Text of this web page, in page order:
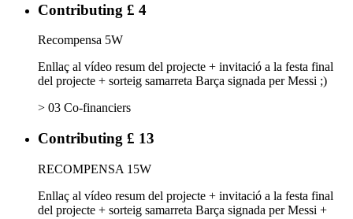
Contributing £ 4
Recompensa 5W
Enllaç al vídeo resum del projecte + invitació a la festa final
del projecte + sorteig samarreta Barça signada per Messi ;)
> 03 Co-financiers
Contributing £ 13
RECOMPENSA 15W
Enllaç al vídeo resum del projecte + invitació a la festa final
del projecte + sorteig samarreta Barça signada per Messi +